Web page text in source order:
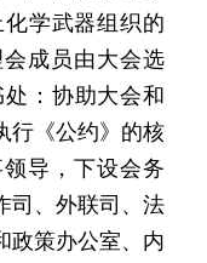
学武器组织的
成员由大会选
：协助大会和
行《公约》的核
导，下设会务
司、外联司、法
政策办公室、内